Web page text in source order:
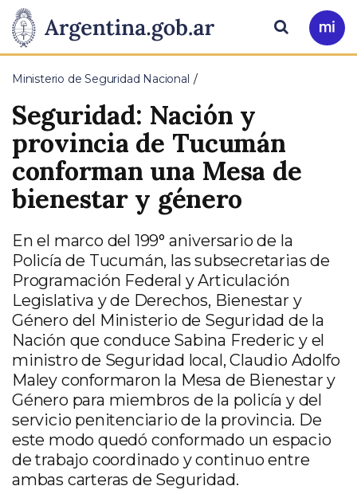
Presidencia
de
la
Nación
Pasar al contenido principal
Ir
a
Buscar
Ministerio de Seguridad Nacional
Seguridad: Nación y
provincia de Tucumán
conforman una Mesa de
bienestar y género
En el marco del 199° aniversario de la
Policía de Tucumán, las subsecretarias de
Programación Federal y Articulación
Legislativa y de Derechos, Bienestar y
Género del Ministerio de Seguridad de la
Nación que conduce Sabina Frederic y el
ministro de Seguridad local, Claudio Adolfo
Maley conformaron la Mesa de Bienestar y
Género para miembros de la policía y del
servicio penitenciario de la provincia. De
este modo quedó conformado un espacio
de trabajo coordinado y continuo entre
ambas carteras de Seguridad.